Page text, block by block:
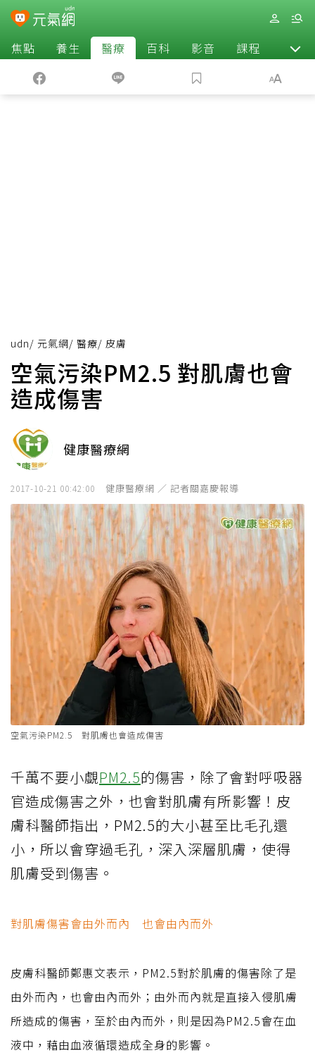
焦點 養生 醫療 百科 影音 課程 退休
udn/ 元氣網/ 醫療/ 皮膚
空氣污染PM2.5 對肌膚也會
造成傷害
健康醫療網
2017-10-21 00:42:00 健康醫療網 ／ 記者關嘉慶報導
空氣污染PM2.5 對肌膚也會造成傷害
千萬不要小覷PM2.5的傷害，除了會對呼吸器
官造成傷害之外，也會對肌膚有所影響！皮
膚科醫師指出，PM2.5的大小甚至比毛孔還
小，所以會穿過毛孔，深入深層肌膚，使得
肌膚受到傷害。
對肌膚傷害會由外而內 也會由內而外
皮膚科醫師鄭惠文表示，PM2.5對於肌膚的傷害除了是
由外而內，也會由內而外；由外而內就是直接入侵肌膚
所造成的傷害，至於由內而外，則是因為PM2.5會在血
液中，藉由血液循環造成全身的影響。